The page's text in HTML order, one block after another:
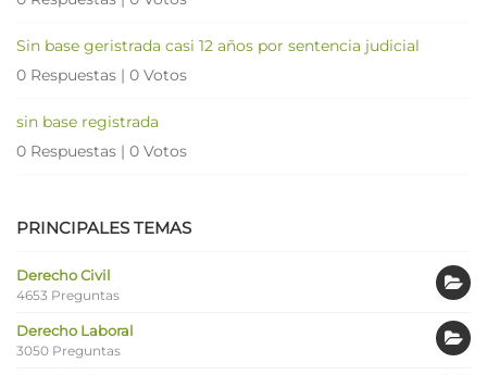
Sin base geristrada casi 12 años por sentencia judicial
0 Respuestas | 0 Votos
sin base registrada
0 Respuestas | 0 Votos
PRINCIPALES TEMAS
Derecho Civil
4653 Preguntas
Derecho Laboral
3050 Preguntas